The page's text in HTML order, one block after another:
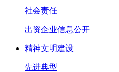
社会责任
出资企业信息公开
精神文明建设
先进典型